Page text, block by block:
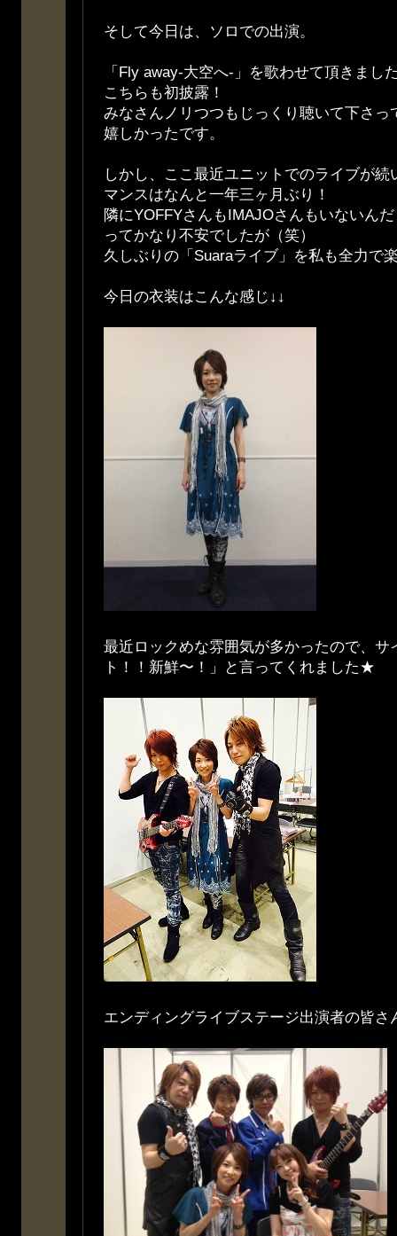
そして今日は、ソロでの出演。
「Fly away-大空へ-」を歌わせて頂きまし
こちらも初披露！
みなさんノリつつもじっくり聴いて下さっ
嬉しかったです。
しかし、ここ最近ユニットでのライブが
マンスはなんと一年三ヶ月ぶり！
隣にYOFFYさんもIMAJOさんもいないん
ってかなり不安でしたが（笑）
久しぶりの「Suaraライブ」を私も全力で
今日の衣装はこんな感じ↓↓
最近ロックめな雰囲気が多かったので、サ
ト！！新鮮〜！」と言ってくれました★
エンディングライブステージ出演者の皆さ